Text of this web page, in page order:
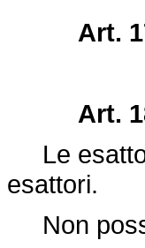
Art.
Art.
Le
esattori.
Non